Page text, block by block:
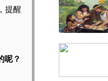
提醒
呢？